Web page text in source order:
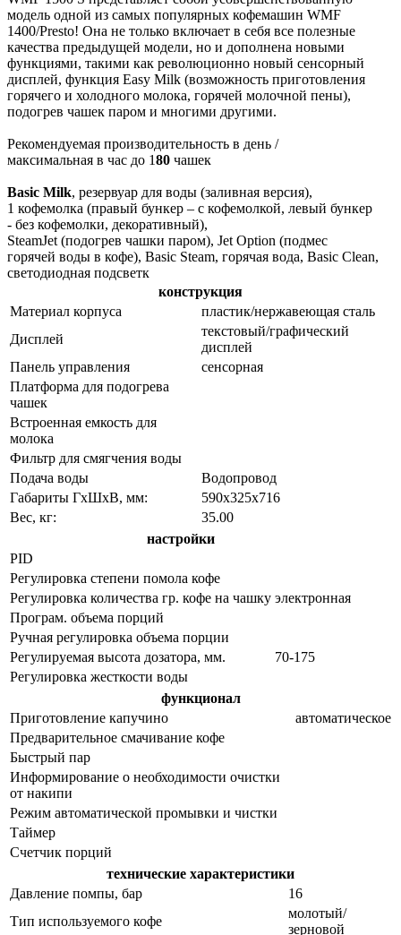
модель одной из самых популярных кофемашин WMF
1400/Presto! Она не только включает в себя все полезные
качества предыдущей модели, но и дополнена новыми
функциями, такими как революционно новый сенсорный
дисплей, функция Easy Milk (возможность приготовления
горячего и холодного молока, горячей молочной пены),
подогрев чашек паром и многими другими.
Рекомендуемая производительность в день /
максимальная в час до 180 чашек
Basic Milk, резервуар для воды (заливная версия),
1 кофемолка (правый бункер – с кофемолкой, левый бункер
- без кофемолки, декоративный),
SteamJet (подогрев чашки паром), Jet Option (подмес
горячей воды в кофе), Basic Steam, горячая вода, Basic Clean,
светодиодная подсветк
конструкция
Материал корпуса
пластик/нержавеющая сталь
Дисплей
текстовый/графический
дисплей
Панель управления
сенсорная
Платформа для подогрева
чашек
Встроенная емкость для
молока
Фильтр для смягчения воды
Подача воды
Водопровод
Габариты ГхШхВ, мм:
590х325х716
Вес, кг:
35.00
настройки
PID
Регулировка степени помола кофе
Регулировка количества гр. кофе на чашку электронная
Програм. объема порций
Ручная регулировка объема порции
Регулируемая высота дозатора, мм.
70-175
Регулировка жесткости воды
функционал
Приготовление капучино
автоматическое
Предварительное смачивание кофе
Быстрый пар
Информирование о необходимости очистки
от накипи
Режим автоматической промывки и чистки
Таймер
Счетчик порций
технические характеристики
Давление помпы, бар
16
Тип используемого кофе
молотый/
зерновой